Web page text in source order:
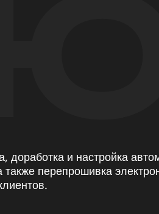
доработка и настройка
также перепрошивка